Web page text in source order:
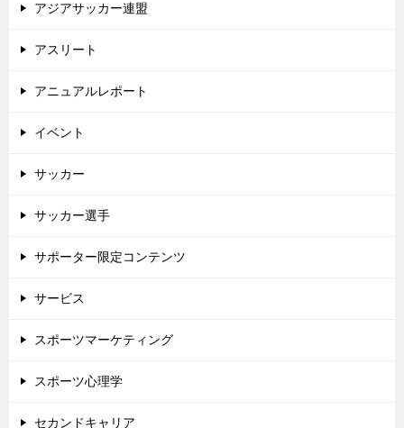
アジアサッカー連盟
アスリート
アニュアルレポート
イベント
サッカー
サッカー選手
サポーター限定コンテンツ
サービス
スポーツマーケティング
スポーツ心理学
セカンドキャリア